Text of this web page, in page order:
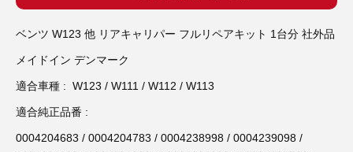
ベンツ W123 他 リアキャリパー フルリペアキット 1台分 社外品
メイドイン デンマーク
適合車種 : W123 / W111 / W112 / W113
適合純正品番 :
0004204683 / 0004204783 / 0004238998 / 0004239098 /